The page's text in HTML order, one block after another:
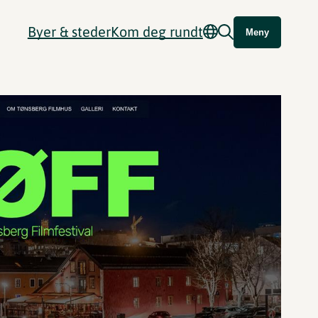
Byer & stederKom deg rundt Meny